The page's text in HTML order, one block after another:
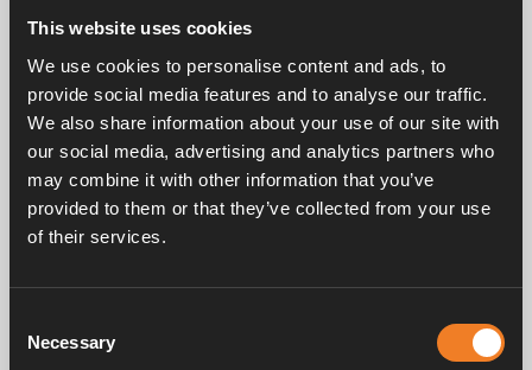
This website uses cookies
We use cookies to personalise content and ads, to
provide social media features and to analyse our traffic.
We also share information about your use of our site with
our social media, advertising and analytics partners who
may combine it with other information that you’ve
provided to them or that they’ve collected from your use
of their services.
Selection
Necessary
Artikelnummer:1900006
Gummivinkel 90° med luftskruv.
EPDM 21,4×4,25 mm.
25 st/förp.
Frågor & svar